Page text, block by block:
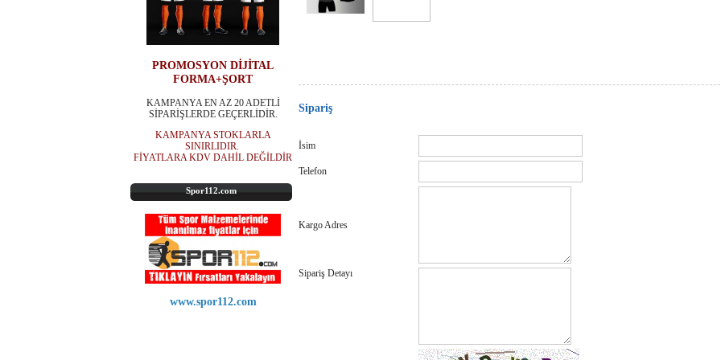
PROMOSYON DİJİTAL
FORMA+ŞORT
KAMPANYA EN AZ 20 ADETLİ
SİPARİŞLERDE GEÇERLİDİR.
KAMPANYA STOKLARLA
SINIRLIDIR.
FİYATLARA KDV DAHİL DEĞİLDİR
Spor112.com
www.spor112.com
Sipariş
İsim
Telefon
Kargo Adres
Sipariş Detayı